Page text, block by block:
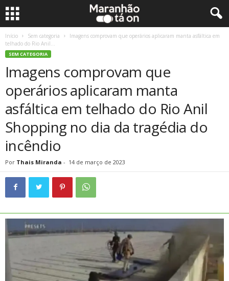
Início Sem categoria
Imagens comprovam que operários aplicaram manta asfáltica em
telhado do Rio Anil...
SEM CATEGORIA
Imagens comprovam que
operários aplicaram manta
asfáltica em telhado do Rio Anil
Shopping no dia da tragédia do
incêndio
Por Thais Miranda - 14 de março de 2023